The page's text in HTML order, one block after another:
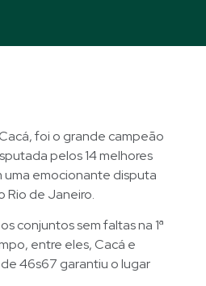
foi o grande campeão
pelos 14 melhores
uma emocionante disputa
Rio de Janeiro.
conjuntos sem faltas na 1ª
entre eles, Cacá e
46s67 garantiu o lugar